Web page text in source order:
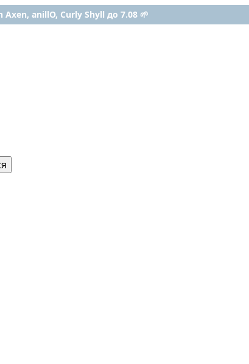
anillO, Curly Shyll до 7.08 🌱